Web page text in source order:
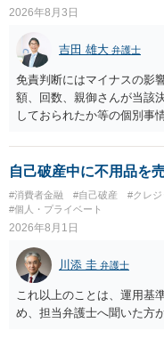
2026年8月3日
吉田 雄大 弁護士
免責判断にはマイナスの影
額、回数、親御さんが当該
しておられたか等の個別事
なって相談し、善後策を考
自己破産中に不用品を
#消費者金融 #自己破産 #クレジ
#個人・プライベート
2026年8月1日
川添 圭 弁護士
これ以上のことは、運用基
め、担当弁護士へ聞いた方